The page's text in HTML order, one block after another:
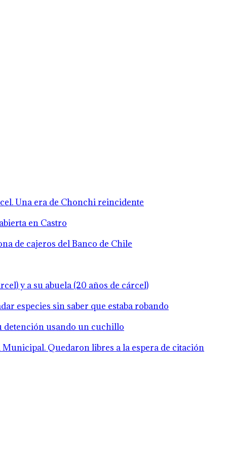
Una era de Chonchi reincidente
en Castro
de cajeros del Banco de Chile
y a su abuela (20 años de cárcel)
especies sin saber que estaba robando
detención usando un cuchillo
Municipal. Quedaron libres a la espera de citación